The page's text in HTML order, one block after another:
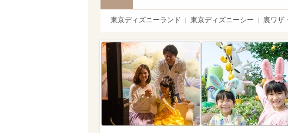
東京ディズニーランド 東京ディズニーシー 裏ワザ